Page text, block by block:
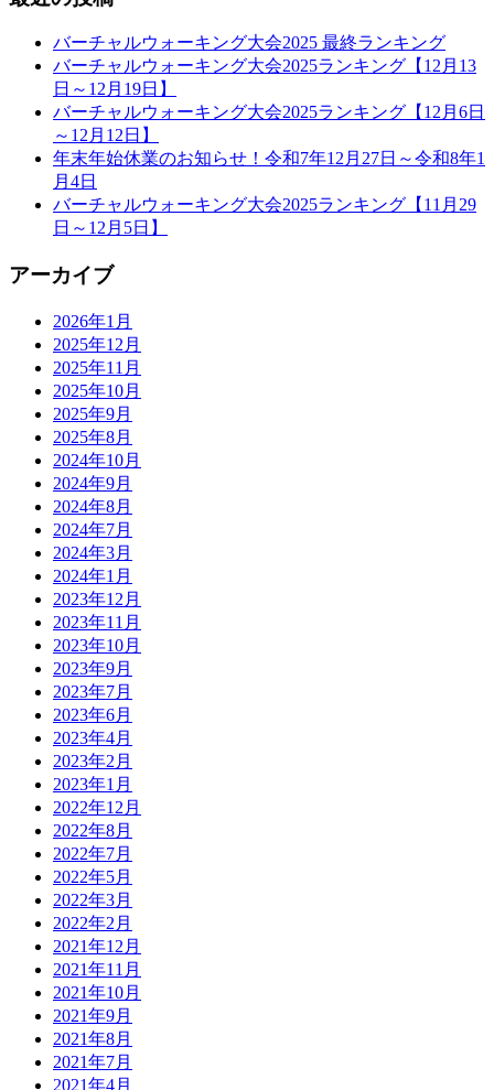
バーチャルウォーキング大会2025 最終ランキング
バーチャルウォーキング大会2025ランキング【12月13
日～12月19日】
バーチャルウォーキング大会2025ランキング【12月6日
～12月12日】
年末年始休業のお知らせ！令和7年12月27日～令和8年1
月4日
バーチャルウォーキング大会2025ランキング【11月29
日～12月5日】
アーカイブ
2026年1月
2025年12月
2025年11月
2025年10月
2025年9月
2025年8月
2024年10月
2024年9月
2024年8月
2024年7月
2024年3月
2024年1月
2023年12月
2023年11月
2023年10月
2023年9月
2023年7月
2023年6月
2023年4月
2023年2月
2023年1月
2022年12月
2022年8月
2022年7月
2022年5月
2022年3月
2022年2月
2021年12月
2021年11月
2021年10月
2021年9月
2021年8月
2021年7月
2021年4月